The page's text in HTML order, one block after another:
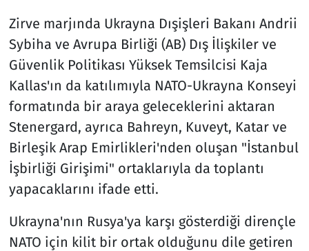
Zirve marjında Ukrayna Dışişleri Bakanı Andrii
Sybiha ve Avrupa Birliği (AB) Dış İlişkiler ve
Güvenlik Politikası Yüksek Temsilcisi Kaja
Kallas'ın da katılımıyla NATO-Ukrayna Konseyi
formatında bir araya geleceklerini aktaran
Stenergard, ayrıca Bahreyn, Kuveyt, Katar ve
Birleşik Arap Emirlikleri'nden oluşan "İstanbul
İşbirliği Girişimi" ortaklarıyla da toplantı
yapacaklarını ifade etti.
Ukrayna'nın Rusya'ya karşı gösterdiği dirençle
NATO için kilit bir ortak olduğunu dile getiren